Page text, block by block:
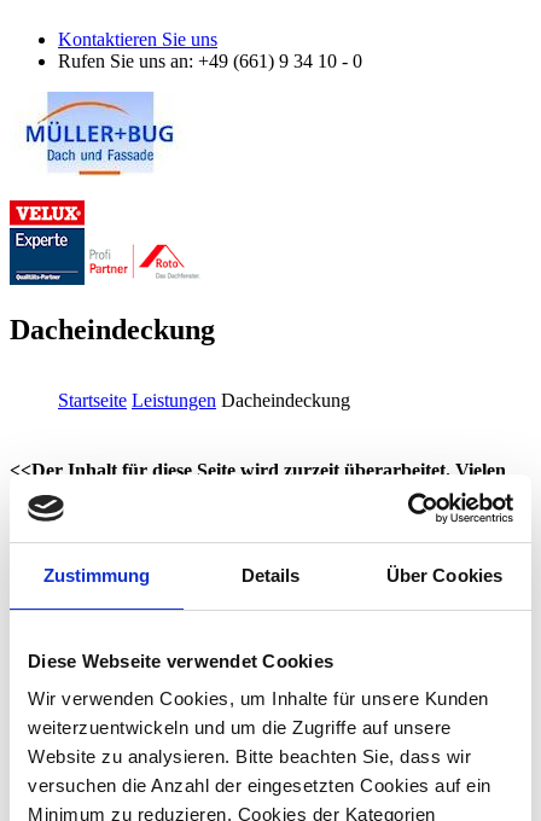
Zustimmung Details Über Cookies
Diese Webseite verwendet Cookies
Wir verwenden Cookies, um Inhalte für unsere Kunden
weiterzuentwickeln und um die Zugriffe auf unsere
Website zu analysieren. Bitte beachten Sie, dass wir
versuchen die Anzahl der eingesetzten Cookies auf ein
Minimum zu reduzieren. Cookies der Kategorien
Kontaktieren Sie uns
Rufen Sie uns an: +49 (661) 9 34 10 - 0
Dacheindeckung
Startseite Leistungen Dacheindeckung
<<Der Inhalt für diese Seite wird zurzeit überarbeitet. Vielen
Dank für Ihr Verständnis>>
Hauptmenü
Startseite
Leistungen
Über uns
Referenzen